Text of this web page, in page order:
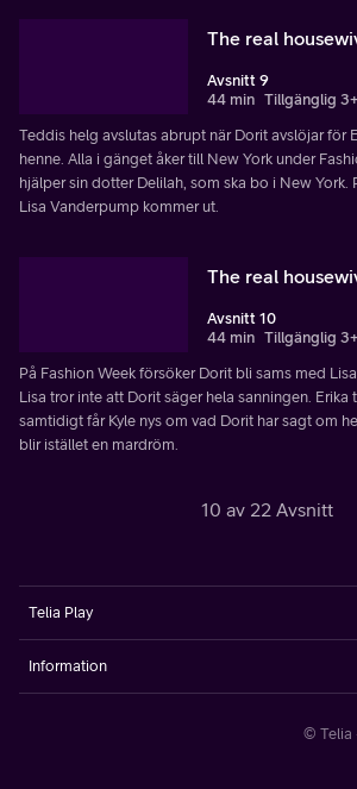
The real
Avsnitt 9
44 min Tillgänglig
Teddis helg avslutas abrupt när Dorit avslöjar för
henne. Alla i gänget åker till New York under
hjälper sin dotter Delilah, som ska bo i New York.
Lisa Vanderpump kommer ut.
The real
Avsnitt 10
44 min Tillgänglig
På Fashion Week försöker Dorit bli sams med
Lisa tror inte att Dorit säger hela sanningen. Erika
samtidigt får Kyle nys om vad Dorit har sagt om
blir istället en mardröm.
10 av 22 Avsnitt
Telia Play
Information
© Telia